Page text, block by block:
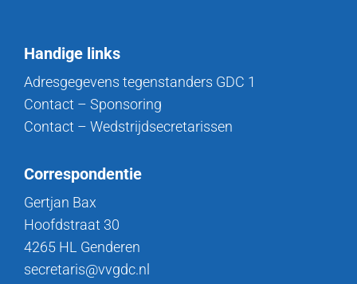
Handige links
Adresgegevens tegenstanders GDC 1
Contact – Sponsoring
Contact – Wedstrijdsecretarissen
Correspondentie
Gertjan Bax
Hoofdstraat 30
4265 HL Genderen
secretaris@vvgdc.nl